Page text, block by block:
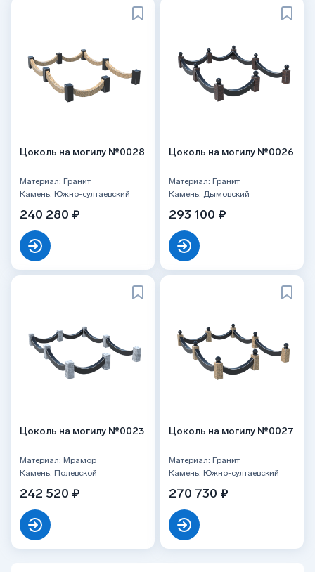
Цоколь на могилу №0028
Материал: Гранит
Камень: Южно-султаевский
240 280 ₽
Цоколь на могилу №0026
Материал: Гранит
Камень: Дымовский
293 100 ₽
Цоколь на могилу №0023
Материал: Мрамор
Камень: Полевской
242 520 ₽
Цоколь на могилу №0027
Материал: Гранит
Камень: Южно-султаевский
270 730 ₽